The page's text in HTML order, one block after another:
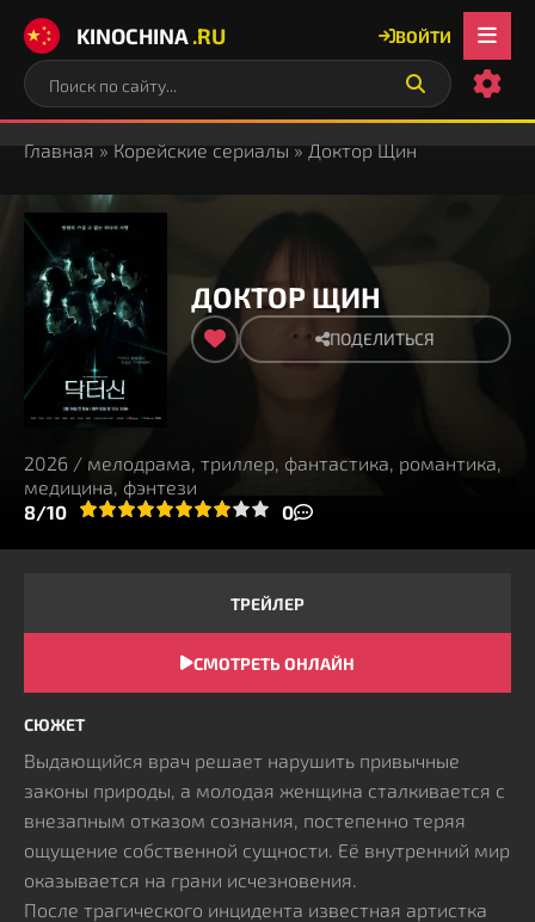
KINOCHINA.RU ВОЙТИ
Главная»Корейские сериалы» Доктор Щин
ДОКТОР ЩИН
ПОДЕЛИТЬСЯ
2026 / мелодрама, триллер, фантастика, романтика,
медицина, фэнтези
8/10
4 5 6 7 8 9 10 0
ТРЕЙЛЕР
СМОТРЕТЬ ОНЛАЙН
СЮЖЕТ
Выдающийся врач решает нарушить привычные
законы природы, а молодая женщина сталкивается с
внезапным отказом сознания, постепенно теряя
ощущение собственной сущности. Её внутренний мир
оказывается на грани исчезновения.
После трагического инцидента известная артистка